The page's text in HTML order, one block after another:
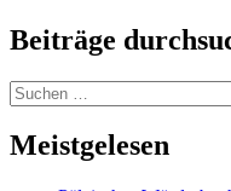
Beiträge
Suchen
nach:
Meistgelesen